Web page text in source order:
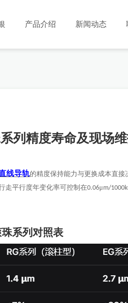
产品介绍 新闻动态
列精度寿命及现场
线导轨的精度保持能力与更换成本直
走平行度年变化率可控制在0.06μm/
系列对照表